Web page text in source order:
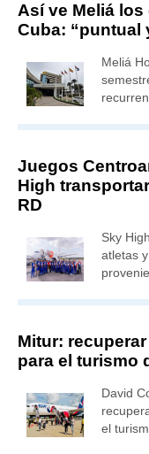
Así ve Meliá
Cuba: “puntual
Meliá
Juegos
High
RD
Sky
atletas
Mitur:
para el turismo
David
el